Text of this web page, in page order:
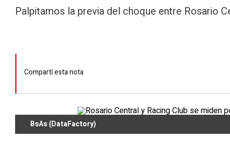
Palpitamos la previa del choque entre Rosario
Compartí esta nota
BsAs (DataFactory)